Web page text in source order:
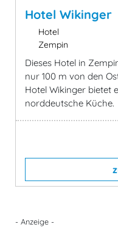
Hotel Wikinger
Hotel
Zempin
Dieses Hotel in
nur 100 m von den
Hotel Wikinger bietet
norddeutsche Küche.
- Anzeige -